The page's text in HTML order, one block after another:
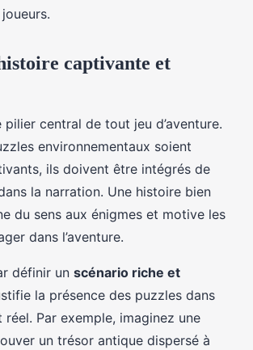
captivante et
pilier central de tout jeu d’aventure.
environnementaux soient
ils doivent être intégrés de
la narration. Une histoire bien
du sens aux énigmes et motive les
dans l’aventure.
définir un scénario riche et
la présence des puzzles dans
réel. Par exemple, imaginez une
un trésor antique dispersé à